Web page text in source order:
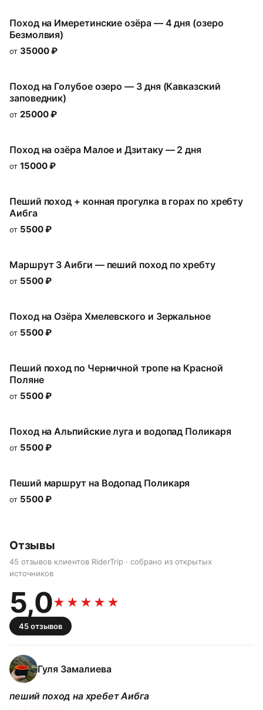
Поход на Имеретинские озёра — 4 дня (озеро
Безмолвия)
от 35000₽
Поход на Голубое озеро — 3 дня (Кавказский
заповедник)
от 25000₽
Поход на озёра Малое и Дзитаку — 2 дня
от 15000₽
Пеший поход + конная прогулка в горах по хребту
Аибга
от 5500₽
Маршрут 3 Аибги — пеший поход по хребту
от 5500₽
Поход на Озёра Хмелeвского и Зеркальное
от 5500₽
Пеший поход по Черничной тропе на Красной
Поляне
от 5500₽
Поход на Альпийские луга и водопад Поликаря
от 5500₽
Пеший маршрут на Водопад Поликаря
от 5500₽
Отзывы
45 отзывов клиентов RiderTrip · собрано из открытых
источников
5,0★★★★★
45отзывов
Гуля Замалиева
пеший поход на хребет Аибга